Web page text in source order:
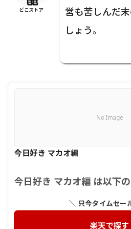
どこストア
営も苦しんだ
しょう。
No Image
今日好き マカオ編
今日好き マカオ編 は以下
＼ 只今タイムセー
楽天で探す